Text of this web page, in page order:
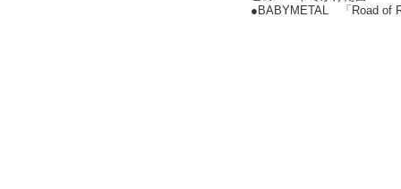
●BABYMETAL 「Road of